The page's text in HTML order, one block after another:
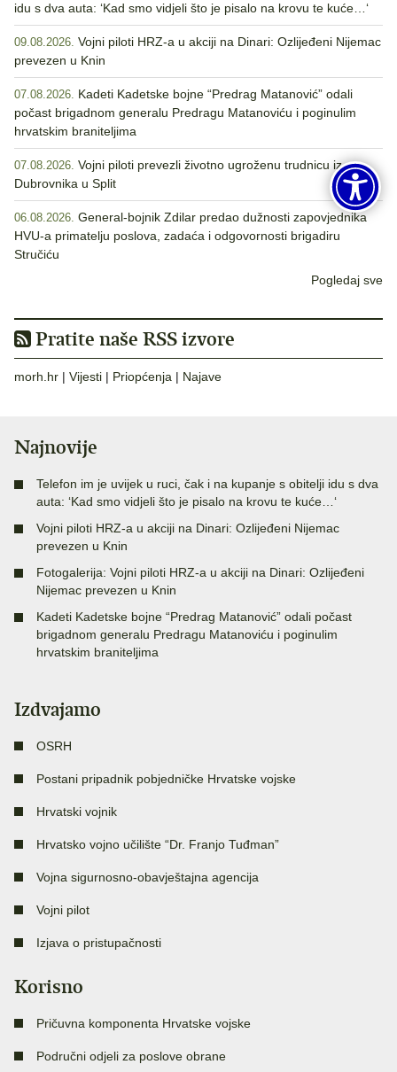
idu s dva auta: ‘Kad smo vidjeli što je pisalo na krovu te kuće…‘
09.08.2026. Vojni piloti HRZ-a u akciji na Dinari: Ozlijeđeni Nijemac
prevezen u Knin
07.08.2026. Kadeti Kadetske bojne “Predrag Matanović” odali
počast brigadnom generalu Predragu Matanoviću i poginulim
hrvatskim braniteljima
07.08.2026. Vojni piloti prevezli životno ugroženu trudnicu iz
Dubrovnika u Split
06.08.2026. General-bojnik Zdilar predao dužnosti zapovjednika
HVU-a primatelju poslova, zadaća i odgovornosti brigadiru
Stručiću
Pogledaj sve
Pratite naše RSS izvore
morh.hr | Vijesti | Priopćenja | Najave
Najnovije
Telefon im je uvijek u ruci, čak i na kupanje s obitelji idu s dva
auta: ‘Kad smo vidjeli što je pisalo na krovu te kuće…‘
Vojni piloti HRZ-a u akciji na Dinari: Ozlijeđeni Nijemac
prevezen u Knin
Fotogalerija: Vojni piloti HRZ-a u akciji na Dinari: Ozlijeđeni
Nijemac prevezen u Knin
Kadeti Kadetske bojne “Predrag Matanović” odali počast
brigadnom generalu Predragu Matanoviću i poginulim
hrvatskim braniteljima
Izdvajamo
OSRH
Postani pripadnik pobjedničke Hrvatske vojske
Hrvatski vojnik
Hrvatsko vojno učilište “Dr. Franjo Tuđman”
Vojna sigurnosno-obavještajna agencija
Vojni pilot
Izjava o pristupačnosti
Korisno
Pričuvna komponenta Hrvatske vojske
Područni odjeli za poslove obrane